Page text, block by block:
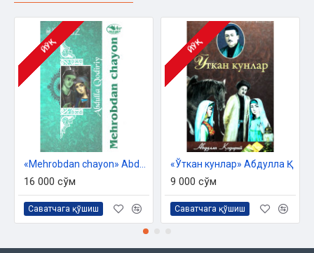
ЙЎҚ
16 000 сўм
Саватчага қўшиш
ЙЎҚ
«Ўткан кунлар» Абдулла Қодирий (кирил)
9 000 сўм
Саватчага қўшиш